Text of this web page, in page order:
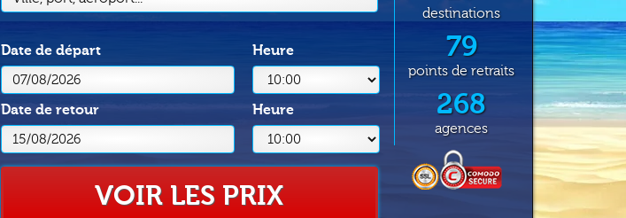
Datede départ Heure
Datede retour Heure
VOIR LES PRIX
destinations
79
points de retraits
268
agences